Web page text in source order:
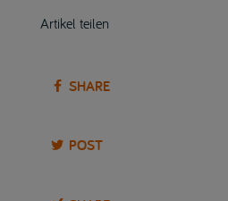
Artikel teilen
SHARE
POST